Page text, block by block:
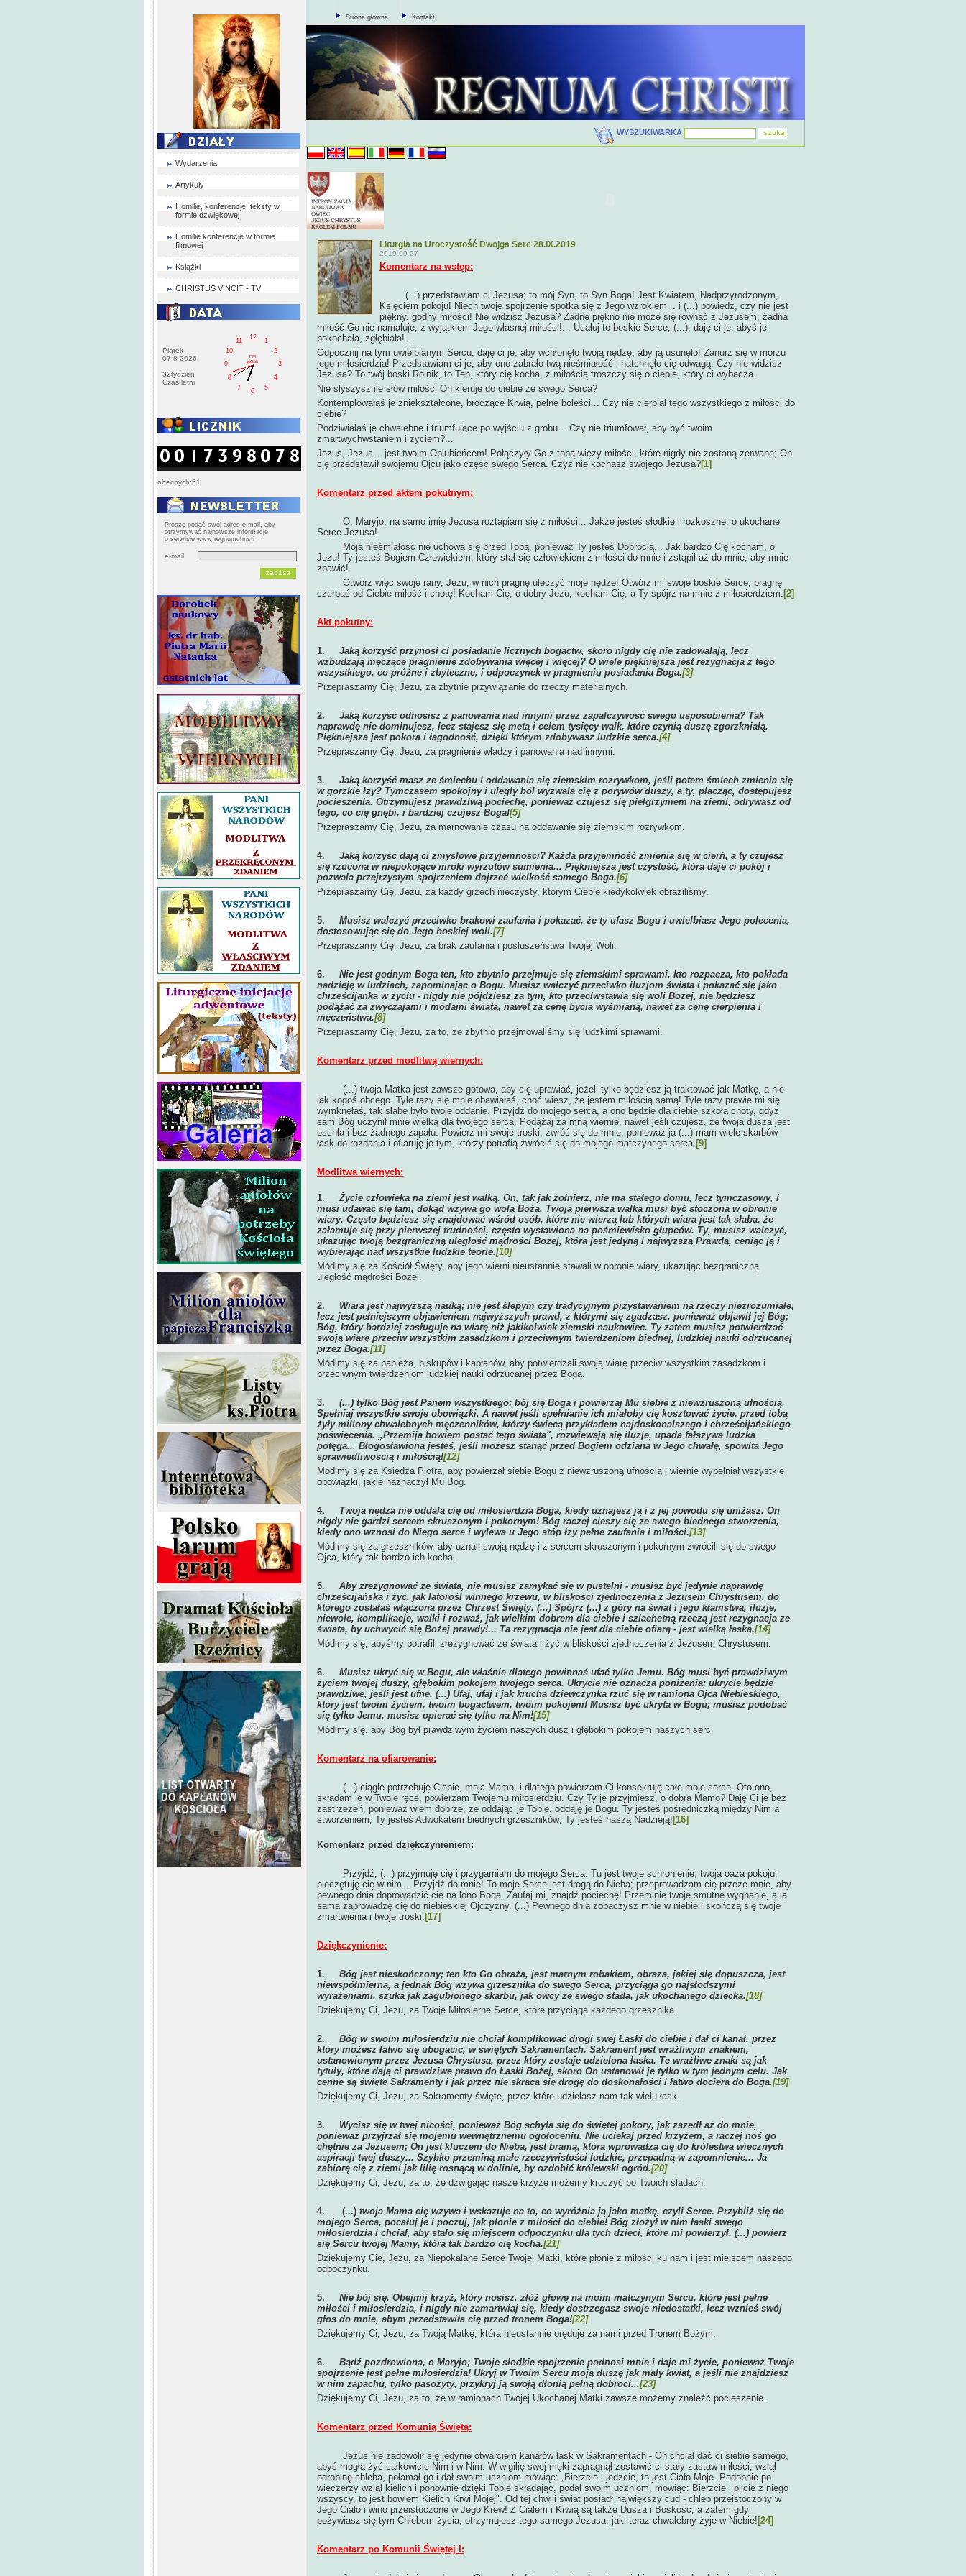
Wydarzenia
Artykuły
Homilie, konferencje, teksty w
formie dzwiękowej
Homilie konferencje w formie
filmowej
Książki
CHRISTUS VINCIT - TV
Piątek
07-8-2026
32tydzień
Czas letni
1
2
3
4
5
6
7
8
9
10
11
12
PM
pištek
obecnych:51
Proszę podać swój adres e-mail, aby
otrzymywać najnowsze informacje
o serwisie www.regnumchristi
e-mail
Strona główna Kontakt
WYSZUKIWARKA
Liturgia na Uroczystość Dwojga Serc 28.IX.2019
2019-09-27
Komentarz na wstęp:
(...) przedstawiam ci Jezusa; to mój Syn, to Syn Boga! Jest Kwiatem, Nadprzyrodzonym,
Księciem pokoju! Niech twoje spojrzenie spotka się z Jego wzrokiem... i (...) powiedz, czy nie jest
piękny, godny miłości! Nie widzisz Jezusa? Żadne piękno nie może się równać z Jezusem, żadna
miłość Go nie namaluje, z wyjątkiem Jego własnej miłości!... Ucałuj to boskie Serce, (...); daję ci je, abyś je
pokochała, zgłębiała!...
Odpocznij na tym uwielbianym Sercu; daję ci je, aby wchłonęło twoją nędzę, aby ją usunęło! Zanurz się w morzu
jego miłosierdzia! Przedstawiam ci je, aby ono zabrało twą nieśmiałość i natchnęło cię odwagą. Czy nie widzisz
Jezusa? To twój boski Rolnik, to Ten, który cię kocha, z miłością troszczy się o ciebie, który ci wybacza.
Nie słyszysz ile słów miłości On kieruje do ciebie ze swego Serca?
Kontemplowałaś je zniekształcone, broczące Krwią, pełne boleści... Czy nie cierpiał tego wszystkiego z miłości do
ciebie?
Podziwiałaś je chwalebne i triumfujące po wyjściu z grobu... Czy nie triumfował, aby być twoim
zmartwychwstaniem i życiem?...
Jezus, Jezus... jest twoim Oblubieńcem! Połączyły Go z tobą więzy miłości, które nigdy nie zostaną zerwane; On
cię przedstawił swojemu Ojcu jako część swego Serca. Czyż nie kochasz swojego Jezusa?[1]
Komentarz przed aktem pokutnym:
O, Maryjo, na samo imię Jezusa roztapiam się z miłości... Jakże jesteś słodkie i rozkoszne, o ukochane
Serce Jezusa!
Moja nieśmiałość nie uchowa się przed Tobą, ponieważ Ty jesteś Dobrocią... Jak bardzo Cię kocham, o
Jezu! Ty jesteś Bogiem-Człowiekiem, który stał się człowiekiem z miłości do mnie i zstąpił aż do mnie, aby mnie
zbawić!
Otwórz więc swoje rany, Jezu; w nich pragnę uleczyć moje nędze! Otwórz mi swoje boskie Serce, pragnę
czerpać od Ciebie miłość i cnotę! Kocham Cię, o dobry Jezu, kocham Cię, a Ty spójrz na mnie z miłosierdziem. [2]
Akt pokutny:
1. Jaką korzyść przynosi ci posiadanie licznych bogactw, skoro nigdy cię nie zadowalają, lecz
wzbudzają męczące pragnienie zdobywania więcej i więcej? O wiele piękniejsza jest rezygnacja z tego
wszystkiego, co próżne i zbyteczne, i odpoczynek w pragnieniu posiadania Boga.[3]
Przepraszamy Cię, Jezu, za zbytnie przywiązanie do rzeczy materialnych.
2. Jaką korzyść odnosisz z panowania nad innymi przez zapalczywość swego usposobienia? Tak
naprawdę nie dominujesz, lecz stajesz się metą i celem tysięcy walk, które czynią duszę zgorzkniałą.
Piękniejsza jest pokora i łagodność, dzięki którym zdobywasz ludzkie serca.[4]
Przepraszamy Cię, Jezu, za pragnienie władzy i panowania nad innymi.
3. Jaką korzyść masz ze śmiechu i oddawania się ziemskim rozrywkom, jeśli potem śmiech zmienia się
w gorzkie łzy? Tymczasem spokojny i uległy ból wyzwala cię z porywów duszy, a ty, płacząc, dostępujesz
pocieszenia. Otrzymujesz prawdziwą pociechę, ponieważ czujesz się pielgrzymem na ziemi, odrywasz od
tego, co cię gnębi, i bardziej czujesz Boga![5]
Przepraszamy Cię, Jezu, za marnowanie czasu na oddawanie się ziemskim rozrywkom.
4. Jaką korzyść dają ci zmysłowe przyjemności? Każda przyjemność zmienia się w cierń, a ty czujesz
się rzucona w niepokojące mroki wyrzutów sumienia... Piękniejsza jest czystość, która daje ci pokój i
pozwala przejrzystym spojrzeniem dojrzeć wielkość samego Boga.[6]
Przepraszamy Cię, Jezu, za każdy grzech nieczysty, którym Ciebie kiedykolwiek obraziliśmy.
5. Musisz walczyć przeciwko brakowi zaufania i pokazać, że ty ufasz Bogu i uwielbiasz Jego polecenia,
dostosowując się do Jego boskiej woli.[7]
Przepraszamy Cię, Jezu, za brak zaufania i posłuszeństwa Twojej Woli.
6. Nie jest godnym Boga ten, kto zbytnio przejmuje się ziemskimi sprawami, kto rozpacza, kto pokłada
nadzieję w ludziach, zapominając o Bogu. Musisz walczyć przeciwko iluzjom świata i pokazać się jako
chrześcijanka w życiu - nigdy nie pójdziesz za tym, kto przeciwstawia się woli Bożej, nie będziesz
podążać za zwyczajami i modami świata, nawet za cenę bycia wyśmianą, nawet za cenę cierpienia i
męczeństwa.[8]
Przepraszamy Cię, Jezu, za to, że zbytnio przejmowaliśmy się ludzkimi sprawami.
Komentarz przed modlitwą wiernych:
(...) twoja Matka jest zawsze gotowa, aby cię uprawiać, jeżeli tylko będziesz ją traktować jak Matkę, a nie
jak kogoś obcego. Tyle razy się mnie obawiałaś, choć wiesz, że jestem miłością samą! Tyle razy prawie mi się
wymknęłaś, tak słabe było twoje oddanie. Przyjdź do mojego serca, a ono będzie dla ciebie szkołą cnoty, gdyż
sam Bóg uczynił mnie wielką dla twojego serca. Podążaj za mną wiernie, nawet jeśli czujesz, że twoja dusza jest
oschła i bez żadnego zapału. Powierz mi swoje troski, zwróć się do mnie, ponieważ ja (...) mam wiele skarbów
łask do rozdania i ofiaruję je tym, którzy potrafią zwrócić się do mojego matczynego serca. [9]
Modlitwa wiernych:
1.Życie człowieka na ziemi jest walką. On, tak jak żołnierz, nie ma stałego domu, lecz tymczasowy, i
musi udawać się tam, dokąd wzywa go wola Boża. Twoja pierwsza walka musi być stoczona w obronie
wiary. Często będziesz się znajdować wśród osób, które nie wierzą lub których wiara jest tak słaba, że
załamuje się przy pierwszej trudności, często wystawiona na pośmiewisko głupców. Ty, musisz walczyć,
ukazując twoją bezgraniczną uległość mądrości Bożej, która jest jedyną i najwyższą Prawdą, ceniąc ją i
wybierając nad wszystkie ludzkie teorie.[10]
Módlmy się za Kościół Święty, aby jego wierni nieustannie stawali w obronie wiary, ukazując bezgraniczną
uległość mądrości Bożej.
2. Wiara jest najwyższą nauką; nie jest ślepym czy tradycyjnym przystawaniem na rzeczy niezrozumiałe,
lecz jest pełniejszym objawieniem najwyższych prawd, z którymi się zgadzasz, ponieważ objawił jej Bóg;
Bóg, który bardziej zasługuje na wiarę niż jakikolwiek ziemski naukowiec. Ty zatem musisz potwierdzać
swoją wiarę przeciw wszystkim zasadzkom i przeciwnym twierdzeniom biednej, ludzkiej nauki odrzucanej
przez Boga.[11]
Módlmy się za papieża, biskupów i kapłanów, aby potwierdzali swoją wiarę przeciw wszystkim zasadzkom i
przeciwnym twierdzeniom ludzkiej nauki odrzucanej przez Boga.
3. (...) tylko Bóg jest Panem wszystkiego; bój się Boga i powierzaj Mu siebie z niewzruszoną ufnością.
Spełniaj wszystkie swoje obowiązki. A nawet jeśli spełnianie ich miałoby cię kosztować życie, przed tobą
żyły miliony chwalebnych męczenników, którzy świecą przykładem najdoskonalszego i chrześcijańskiego
poświęcenia. „Przemija bowiem postać tego świata", rozwiewają się iluzje, upada fałszywa ludzka
potęga... Błogosławiona jesteś, jeśli możesz stanąć przed Bogiem odziana w Jego chwałę, spowita Jego
sprawiedliwością i miłością![12]
Módlmy się za Księdza Piotra, aby powierzał siebie Bogu z niewzruszoną ufnością i wiernie wypełniał wszystkie
obowiązki, jakie naznaczył Mu Bóg.
4. Twoja nędza nie oddala cię od miłosierdzia Boga, kiedy uznajesz ją i z jej powodu się uniżasz. On
nigdy nie gardzi sercem skruszonym i pokornym! Bóg raczej cieszy się ze swego biednego stworzenia,
kiedy ono wznosi do Niego serce i wylewa u Jego stóp łzy pełne zaufania i miłości.[13]
Módlmy się za grzeszników, aby uznali swoją nędzę i z sercem skruszonym i pokornym zwrócili się do swego
Ojca, który tak bardzo ich kocha.
5. Aby zrezygnować ze świata, nie musisz zamykać się w pustelni - musisz być jedynie naprawdę
chrześcijańska i żyć, jak latorośl winnego krzewu, w bliskości zjednoczenia z Jezusem Chrystusem, do
którego zostałaś włączona przez Chrzest Święty. (...) Spójrz (...) z góry na świat i jego kłamstwa, iluzje,
niewole, komplikacje, walki i rozważ, jak wielkim dobrem dla ciebie i szlachetną rzeczą jest rezygnacja ze
świata, by uchwycić się Bożej prawdy!... Ta rezygnacja nie jest dla ciebie ofiarą - jest wielką łaską.[14]
Módlmy się, abyśmy potrafili zrezygnować ze świata i żyć w bliskości zjednoczenia z Jezusem Chrystusem.
6. Musisz ukryć się w Bogu, ale właśnie dlatego powinnaś ufać tylko Jemu. Bóg musi być prawdziwym
życiem twojej duszy, głębokim pokojem twojego serca. Ukrycie nie oznacza poniżenia; ukrycie będzie
prawdziwe, jeśli jest ufne. (...) Ufaj, ufaj i jak krucha dziewczynka rzuć się w ramiona Ojca Niebieskiego,
który jest twoim życiem, twoim bogactwem, twoim pokojem! Musisz być ukryta w Bogu; musisz podobać
się tylko Jemu, musisz opierać się tylko na Nim![15]
Módlmy się, aby Bóg był prawdziwym życiem naszych dusz i głębokim pokojem naszych serc.
Komentarz na ofiarowanie:
(...) ciągle potrzebuję Ciebie, moja Mamo, i dlatego powierzam Ci konsekruję całe moje serce. Oto ono,
składam je w Twoje ręce, powierzam Twojemu miłosierdziu. Czy Ty je przyjmiesz, o dobra Mamo? Daję Ci je bez
zastrzeżeń, ponieważ wiem dobrze, że oddając je Tobie, oddaję je Bogu. Ty jesteś pośredniczką między Nim a
stworzeniem; Ty jesteś Adwokatem biednych grzeszników; Ty jesteś naszą Nadzieją! [16]
Komentarz przed dziękczynieniem:
Przyjdź, (...) przyjmuję cię i przygarniam do mojego Serca. Tu jest twoje schronienie, twoja oaza pokoju;
pieczętuję cię w nim... Przyjdź do mnie! To moje Serce jest drogą do Nieba; przeprowadzam cię przeze mnie, aby
pewnego dnia doprowadzić cię na łono Boga. Zaufaj mi, znajdź pociechę! Przeminie twoje smutne wygnanie, a ja
sama zaprowadzę cię do niebieskiej Ojczyzny. (...) Pewnego dnia zobaczysz mnie w niebie i skończą się twoje
zmartwienia i twoje troski. [17]
Dziękczynienie:
1. Bóg jest nieskończony; ten kto Go obraża, jest marnym robakiem, obraza, jakiej się dopuszcza, jest
niewspółmierna, a jednak Bóg wzywa grzesznika do swego Serca, przyciąga go najsłodszymi
wyrażeniami, szuka jak zagubionego skarbu, jak owcy ze swego stada, jak ukochanego dziecka.[18]
Dziękujemy Ci, Jezu, za Twoje Miłosierne Serce, które przyciąga każdego grzesznika.
2. Bóg w swoim miłosierdziu nie chciał komplikować drogi swej Łaski do ciebie i dał ci kanał, przez
który możesz łatwo się ubogacić, w świętych Sakramentach. Sakrament jest wrażliwym znakiem,
ustanowionym przez Jezusa Chrystusa, przez który zostaje udzielona łaska. Te wrażliwe znaki są jak
tytuły, które dają ci prawdziwe prawo do Łaski Bożej, skoro On ustanowił je tylko w tym jednym celu. Jak
cenne są święte Sakramenty i jak przez nie skraca się drogę do doskonałości i łatwo dociera do Boga.[19]
Dziękujemy Ci, Jezu, za Sakramenty święte, przez które udzielasz nam tak wielu łask.
3. Wycisz się w twej nicości, ponieważ Bóg schyla się do świętej pokory, jak zszedł aż do mnie,
ponieważ przyjrzał się mojemu wewnętrznemu ogołoceniu. Nie uciekaj przed krzyżem, a raczej noś go
chętnie za Jezusem; On jest kluczem do Nieba, jest bramą, która wprowadza cię do królestwa wiecznych
aspiracji twej duszy... Szybko przeminą małe rzeczywistości ludzkie, przepadną w zapomnienie... Ja
zabiorę cię z ziemi jak lilię rosnącą w dolinie, by ozdobić królewski ogród.[20]
Dziękujemy Ci, Jezu, za to, że dźwigając nasze krzyże możemy kroczyć po Twoich śladach.
4. (...) twoja Mama cię wzywa i wskazuje na to, co wyróżnia ją jako matkę, czyli Serce. Przybliż się do
mojego Serca, pocałuj je i poczuj, jak płonie z miłości do ciebie! Bóg złożył w nim łaski swego
miłosierdzia i chciał, aby stało się miejscem odpoczynku dla tych dzieci, które mi powierzył. (...) powierz
się Sercu twojej Mamy, która tak bardzo cię kocha.[21]
Dziękujemy Cie, Jezu, za Niepokalane Serce Twojej Matki, które płonie z miłości ku nam i jest miejscem naszego
odpoczynku.
5. Nie bój się. Obejmij krzyż, który nosisz, złóż głowę na moim matczynym Sercu, które jest pełne
miłości i miłosierdzia, i nigdy nie zamartwiaj się, kiedy dostrzegasz swoje niedostatki, lecz wznieś swój
głos do mnie, abym przedstawiła cię przed tronem Boga![22]
Dziękujemy Ci, Jezu, za Twoją Matkę, która nieustannie oręduje za nami przed Tronem Bożym.
6. Bądź pozdrowiona, o Maryjo; Twoje słodkie spojrzenie podnosi mnie i daje mi życie, ponieważ Twoje
spojrzenie jest pełne miłosierdzia! Ukryj w Twoim Sercu moją duszę jak mały kwiat, a jeśli nie znajdziesz
w nim zapachu, tylko pasożyty, przykryj ją swoją dłonią pełną dobroci...[23]
Dziękujemy Ci, Jezu, za to, że w ramionach Twojej Ukochanej Matki zawsze możemy znaleźć pocieszenie.
Komentarz przed Komunią Świętą:
Jezus nie zadowolił się jedynie otwarciem kanałów łask w Sakramentach - On chciał dać ci siebie samego,
abyś mogła żyć całkowicie Nim i w Nim. W wigilię swej męki zapragnął zostawić ci stały zastaw miłości; wziął
odrobinę chleba, połamał go i dał swoim uczniom mówiąc: „Bierzcie i jedzcie, to jest Ciało Moje. Podobnie po
wieczerzy wziął kielich i ponownie dzięki Tobie składając, podał swoim uczniom, mówiąc: Bierzcie i pijcie z niego
wszyscy, to jest bowiem Kielich Krwi Mojej". Od tej chwili świat posiadł największy cud - chleb przeistoczony w
Jego Ciało i wino przeistoczone w Jego Krew! Z Ciałem i Krwią są także Dusza i Boskość, a zatem gdy
pożywiasz się tym Chlebem życia, otrzymujesz tego samego Jezusa, jaki teraz chwalebny żyje w Niebie! [24]
Komentarz po Komunii Świętej I: